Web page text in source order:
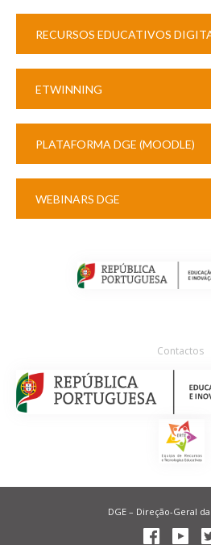
RECURSOS EDUCATIVOS
ETWINNING
PLATAFORMA DGE (MOODLE)
WEBINARS DGE
Contactos
DGE – Direção-Geral